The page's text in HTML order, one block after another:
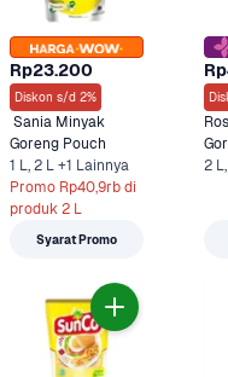
Rp23.200
Diskon s/d 2%
Sania Minyak
1 L, 2 L +1 Lainnya
Promo Rp40,9rb di
produk 2 L
Syarat Promo
2